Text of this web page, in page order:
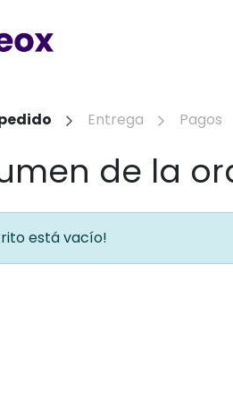
Entrega Pagos
de la
está vacío!